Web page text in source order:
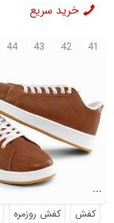
خرید سریع
41
42
43
44
...
کفش کفش روزمره